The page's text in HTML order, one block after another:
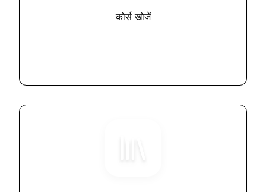
कोर्स खोजें